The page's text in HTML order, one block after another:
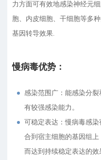
力方面可有效地感染神经元
胞、内皮细胞、干细胞等多
基因转导效果.
慢病毒优势：
感染范围广：能感染分
有较强感染能力。
可稳定表达：慢病毒感
合到宿主细胞的基因组
而达到持续稳定表达的效